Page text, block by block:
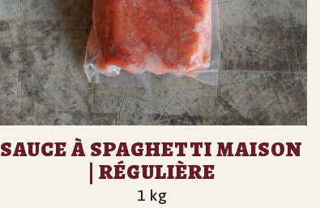
SAUCE À SPAGHETTI MAISON
| RÉGULIÈRE
1 kg